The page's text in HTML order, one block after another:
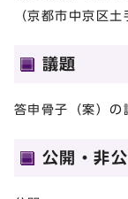
（京都市中京区
議題
答申骨子（案）の
公開・非